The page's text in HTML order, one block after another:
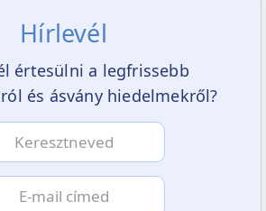
Hírlevél
értesülni a legfrissebb
és ásvány hiedelmekről?